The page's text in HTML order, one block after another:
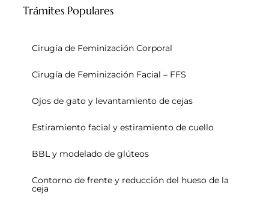
Trámites Populares
Cirugía de Feminización Corporal
Cirugía de Feminización Facial – FFS
Ojos de gato y levantamiento de cejas
Estiramiento facial y estiramiento de cuello
BBL y modelado de glúteos
Contorno de frente y reducción del hueso de la
ceja